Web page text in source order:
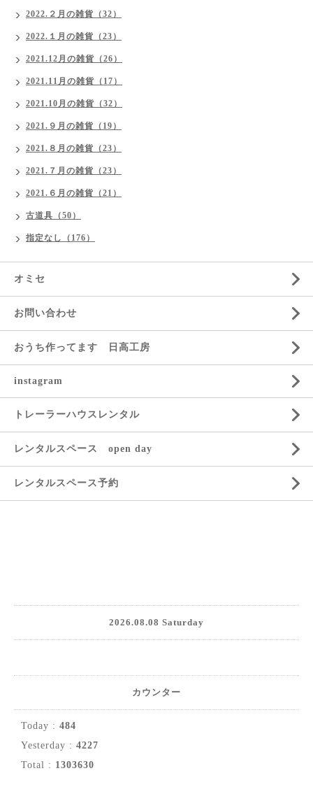
2022.２月の雑貨（32）
2022.１月の雑貨（23）
2021.12月の雑貨（26）
2021.11月の雑貨（17）
2021.10月の雑貨（32）
2021.９月の雑貨（19）
2021.８月の雑貨（23）
2021.７月の雑貨（23）
2021.６月の雑貨（21）
古道具（50）
指定なし（176）
オミセ
お問い合わせ
おうち作ってます 日高工房
instagram
トレーラーハウスレンタル
レンタルスペース open day
レンタルスペース予約
2026.08.08 Saturday
カウンター
Today : 484
Yesterday : 4227
Total : 1303630